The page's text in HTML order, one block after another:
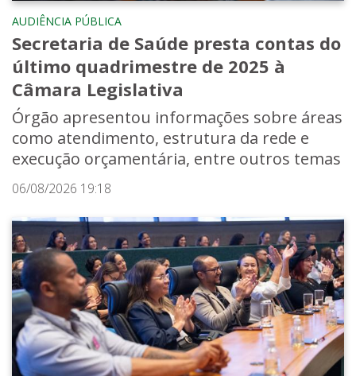
AUDIÊNCIA PÚBLICA
Secretaria de Saúde presta contas do
último quadrimestre de 2025 à
Câmara Legislativa
Órgão apresentou informações sobre áreas
como atendimento, estrutura da rede e
execução orçamentária, entre outros temas
06/08/2026 19:18